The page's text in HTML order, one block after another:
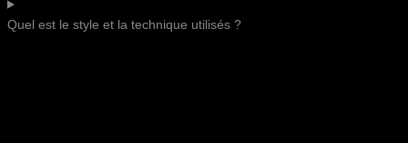
Quel est le style et la technique utilisés ?